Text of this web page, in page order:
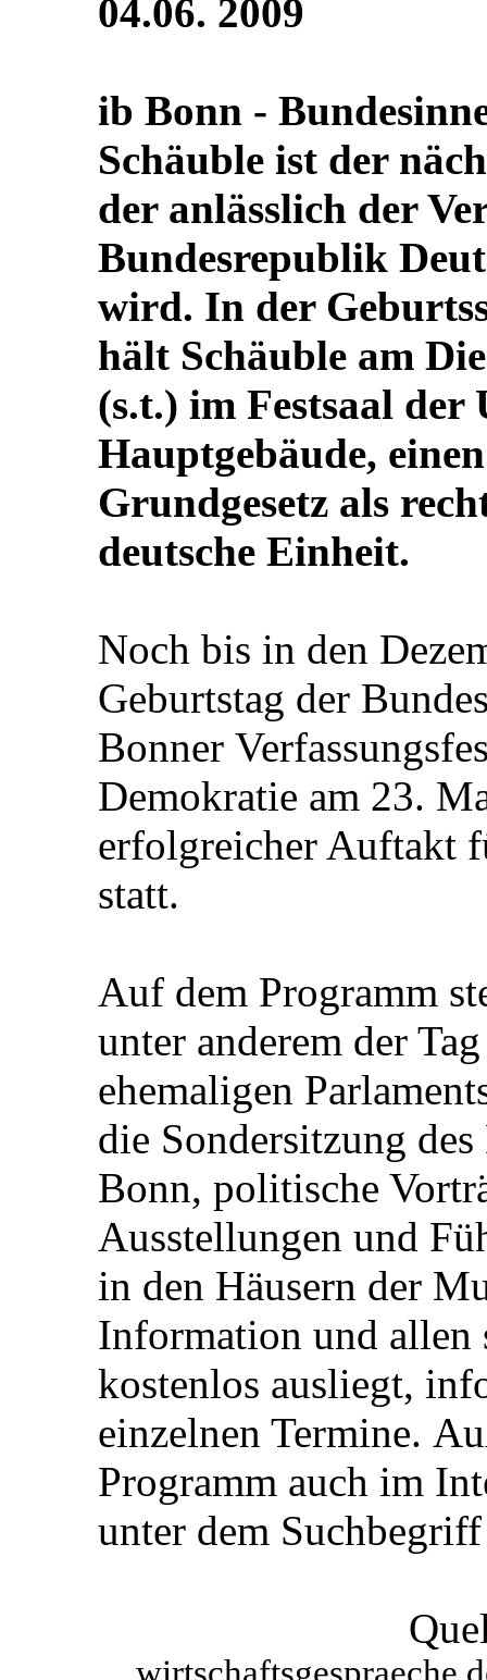
04.06. 2009
ib Bonn -
Schäuble ist der
der anlässlich der
Bundesrepublik
wird. In der
hält Schäuble am
(s.t.) im Festsaal
Hauptgebäude,
Grundgesetz als
deutsche Einheit.
Noch bis in den
Geburtstag der
Bonner
Demokratie am 23.
erfolgreicher Auftakt
statt.
Auf dem Programm
unter anderem der
ehemaligen
die Sondersitzung
Bonn, politische
Ausstellungen und
in den Häusern der
Information und allen
kostenlos ausliegt,
einzelnen Termine.
Programm auch im
unter dem